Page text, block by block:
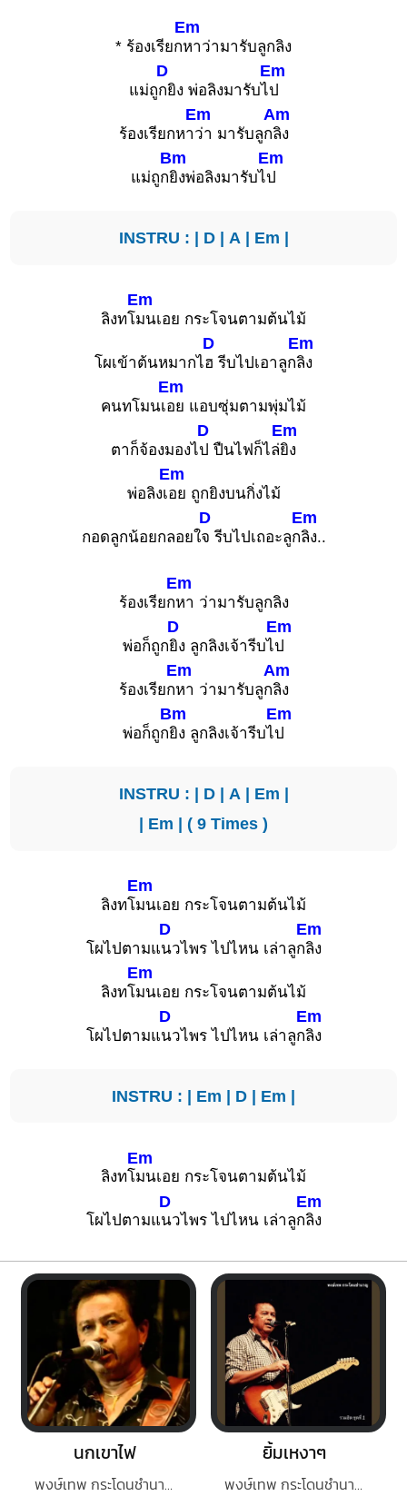
* ร้องเรียก
Em
หาว่ามารับลูกลิง
แม่ถู
D
กยิง พ่อลิงมารับไ
Em
ป
ร้องเรียกหา
Em
ว่า มารับลูก
Am
ลิง
แม่ถูก
Bm
ยิงพ่อลิงมารับไ
Em
ป
INSTRU : | D| A| Em |
ลิงทโ
Em
มนเอย กระโจนตามต้นไม้
โผเข้าต้นหมากไ
D
ฮ รีบไปเอาลูก
Em
ลิง
คนทโมนเ
Em
อย แอบซุ่มตามพุ่มไม้
ตาก็จ้องมองไ
D
ป ปืนไฟก็ไล่
Em
ยิง
พ่อลิงเ
Em
อย ถูกยิงบนกิ่งไม้
กอดลูกน้อยกลอยใ
D
จ รีบไปเถอะลูก
Em
ลิง..
ร้องเรียก
Em
หา ว่ามารับลูกลิง
พ่อก็ถูก
D
ยิง ลูกลิงเจ้ารีบไ
Em
ป
ร้องเรียก
Em
หา ว่ามารับลูก
Am
ลิง
พ่อก็ถูก
Bm
ยิง ลูกลิงเจ้ารีบไ
Em
ป
INSTRU : | D| A | Em |
| Em | ( 9 Times )
ลิงทโ
Em
มนเอย กระโจนตามต้นไม้
โผไปตามแ
D
นวไพร ไปไหน เล่าลูก
Em
ลิง
ลิงทโ
Em
มนเอย กระโจนตามต้นไม้
โผไปตามแ
D
นวไพร ไปไหน เล่าลูก
Em
ลิง
INSTRU : | Em | D | Em |
ลิงทโ
Em
มนเอย กระโจนตามต้นไม้
โผไปตามแ
D
นวไพร ไปไหน เล่าลูก
Em
ลิง
นกเขาไฟ
พงษ์เทพ กระโดนชำนาญ
ยิ้มเหงาๆ
พงษ์เทพ กระโดนชำนาญ